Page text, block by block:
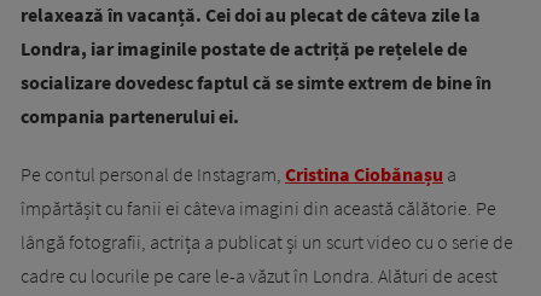
relaxează în vacanță. Cei doi au plecat de câteva zile la
Londra, iar imaginile postate de actriță pe rețelele de
socializare dovedesc faptul că se simte extrem de bine în
compania partenerului ei.
Pe contul personal de Instagram, Cristina Ciobănașu a
împărtășit cu fanii ei câteva imagini din această călătorie. Pe
lângă fotografii, actrița a publicat și un scurt video cu o serie de
cadre cu locurile pe care le-a văzut în Londra. Alături de acest